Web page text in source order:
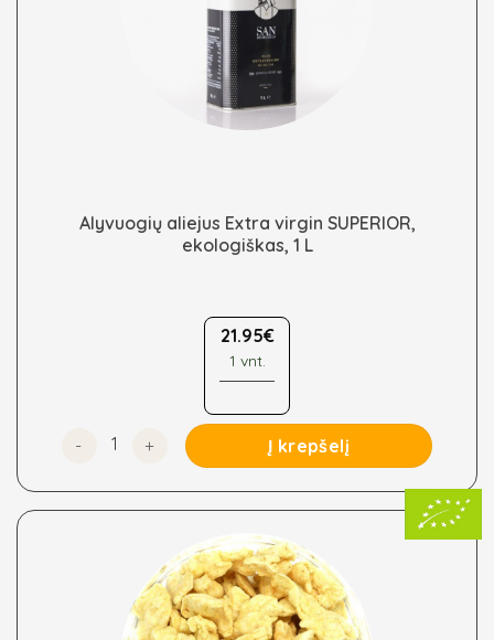
Alyvuogių aliejus Extra virgin SUPERIOR,
ekologiškas, 1 L
21.95€
1 vnt.
produkto kiekis: Alyvuogių aliejus Extra virgin
Į krepšelį